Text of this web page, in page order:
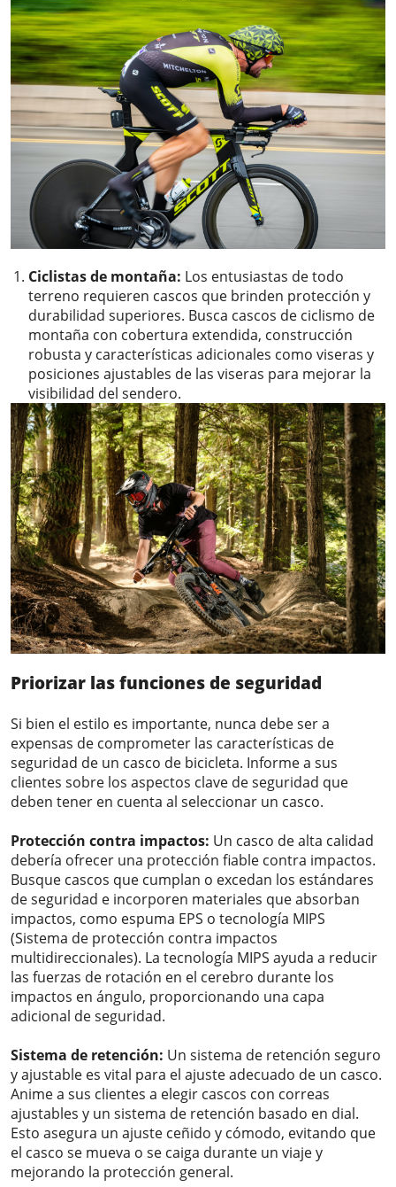
Ciclistas de montaña: Los entusiastas de todo
terreno requieren cascos que brinden protección y
durabilidad superiores. Busca cascos de ciclismo de
montaña con cobertura extendida, construcción
robusta y características adicionales como viseras y
posiciones ajustables de las viseras para mejorar la
visibilidad del sendero.
Priorizar las funciones de seguridad
Si bien el estilo es importante, nunca debe ser a
expensas de comprometer las características de
seguridad de un casco de bicicleta. Informe a sus
clientes sobre los aspectos clave de seguridad que
deben tener en cuenta al seleccionar un casco.
Protección contra impactos: Un casco de alta calidad
debería ofrecer una protección fiable contra impactos.
Busque cascos que cumplan o excedan los estándares
de seguridad e incorporen materiales que absorban
impactos, como espuma EPS o tecnología MIPS
(Sistema de protección contra impactos
multidireccionales). La tecnología MIPS ayuda a reducir
las fuerzas de rotación en el cerebro durante los
impactos en ángulo, proporcionando una capa
adicional de seguridad.
Sistema de retención: Un sistema de retención seguro
y ajustable es vital para el ajuste adecuado de un casco.
Anime a sus clientes a elegir cascos con correas
ajustables y un sistema de retención basado en dial.
Esto asegura un ajuste ceñido y cómodo, evitando que
el casco se mueva o se caiga durante un viaje y
mejorando la protección general.